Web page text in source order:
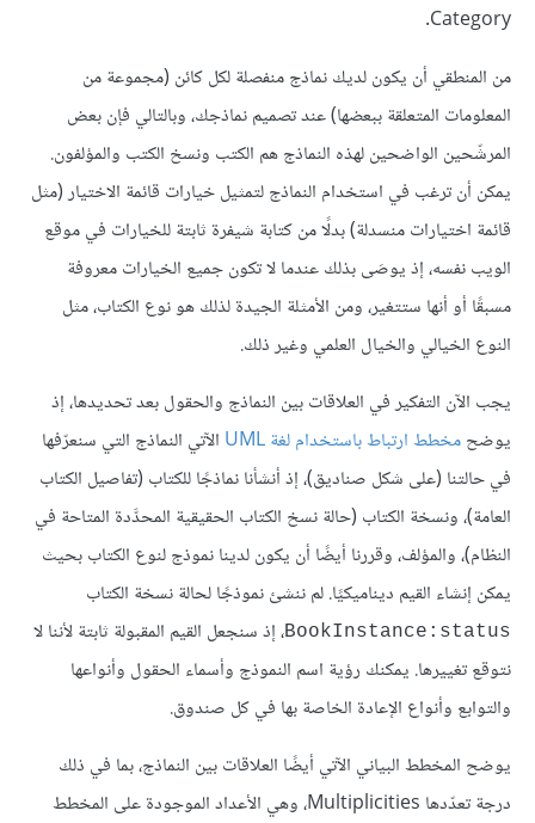
Category.
من المنطقي أن يكون لديك نماذج منفصلة لكل كائن (مجموعة من
المعلومات المتعلقة ببعضها) عند تصميم نماذجك، وبالتالي فإن بعض
المرشّحين الواضحين لهذه النماذج هم الكتب ونسخ الكتب والمؤلفون.
يمكن أن ترغب في استخدام النماذج لتمثيل خيارات قائمة الاختيار (مثل
قائمة اختيارات منسدلة) بدلًا من كتابة شيفرة ثابتة للخيارات في موقع
الويب نفسه، إذ يوصَى بذلك عندما لا تكون جميع الخيارات معروفة
مسبقًا أو أنها ستتغير، ومن الأمثلة الجيدة لذلك هو نوع الكتاب، مثل
النوع الخيالي والخيال العلمي وغير ذلك.
يجب الآن التفكير في العلاقات بين النماذج والحقول بعد تحديدها، إذ
يوضحمخطط ارتباط باستخدام لغة UML
الآتي النماذج التي سنعرّفها
في حالتنا (على شكل صناديق)، إذ أنشأنا نماذجًا للكتاب (تفاصيل الكتاب
العامة)، ونسخة الكتاب (حالة نسخ الكتاب الحقيقية المحدَّدة المتاحة في
النظام)، والمؤلف، وقررنا أيضًا أن يكون لدينا نموذج لنوع الكتاب بحيث
يمكن إنشاء القيم ديناميكيًا. لم ننشئ نموذجًا لحالة نسخة الكتاب
BookInstance:status، إذ سنجعل القيم المقبولة ثابتة لأننا لا
نتوقع تغييرها. يمكنك رؤية اسم النموذج وأسماء الحقول وأنواعها
والتوابع وأنواع الإعادة الخاصة بها في كل صندوق.
يوضح المخطط البياني الآتي أيضًا العلاقات بين النماذج، بما في ذلك
درجة تعدّدها Multiplicities، وهي الأعداد الموجودة على المخطط